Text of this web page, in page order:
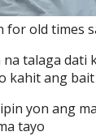
for old times
na talaga dati
kahit ang
yon ang
tayo